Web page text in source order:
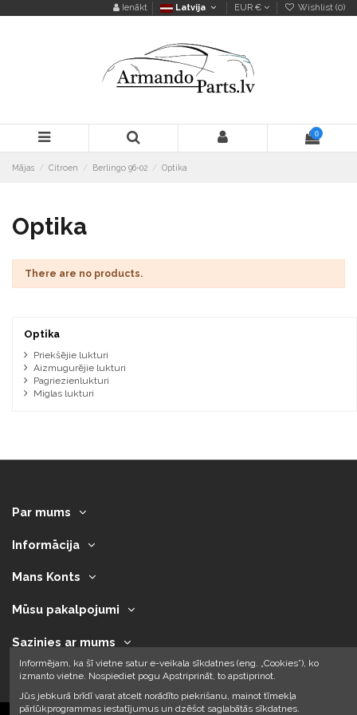
Ienākt Latvija EUR € Wishlist (0)
0
Mājas Citroen Berlingo 96-02 Optika
Optika
There are no products.
Optika
Priekšējie lukturi
Aizmugurējie lukturi
Pagriezienlukturi
Miglas lukturi
Par mums
Informācija
Mans Konts
Mūsu pakalpojumi
Sazinies ar mums
Informējam, ka šī vietne satur e-veikala sīkdatnes (eng. „Cookies”), ko
izmanto vietne. Nospiediet pogu Apstriprināt, to apstiprinot.
Jūs jebkurā brīdī varat atcelt norādīto piekrišanu, mainot tīmekļa
pārlūkprogrammas iestatījumus un dzēšot saglabātās sīkdatnes.